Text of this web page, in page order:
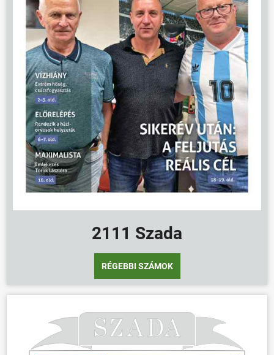
2111 Szada
RÉGEBBI SZÁMOK